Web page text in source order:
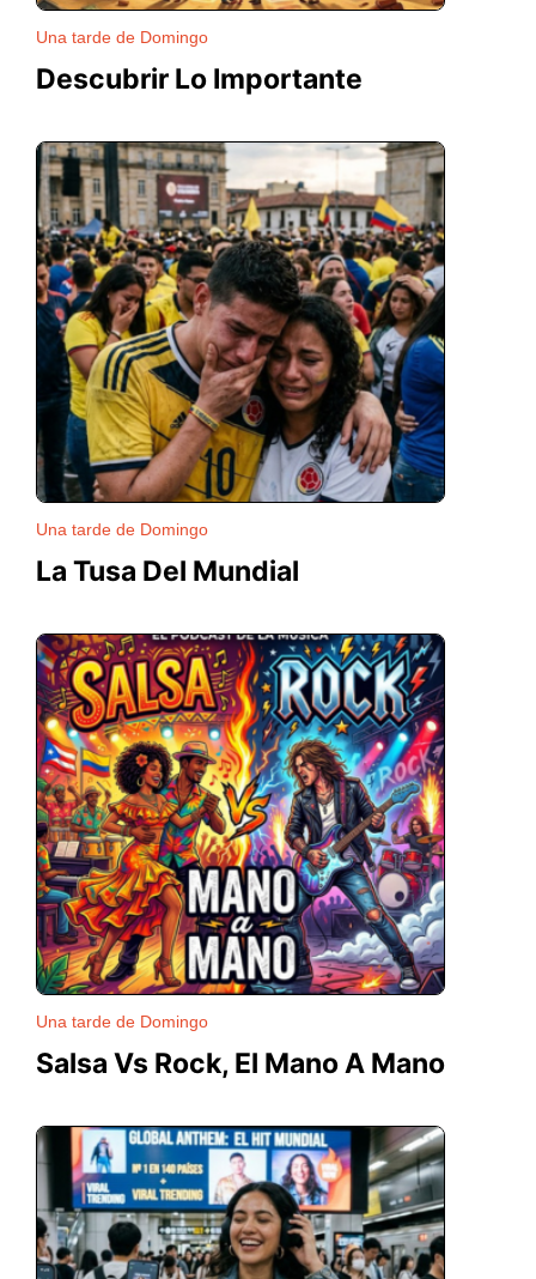
Una tarde de Domingo
Descubrir Lo Importante
Una tarde de Domingo
La Tusa Del Mundial
Una tarde de Domingo
Salsa Vs Rock, El Mano A Mano